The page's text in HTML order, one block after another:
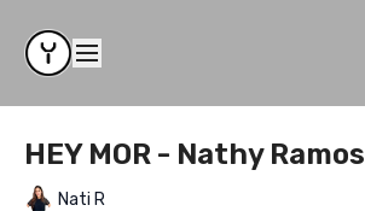
HEY MOR - Nathy Ramos
Nati R